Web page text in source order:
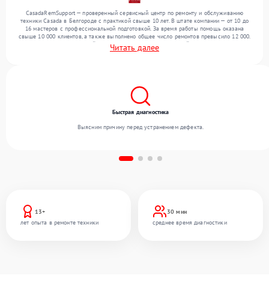
CasadaRemSupport — проверенный сервисный центр по ремонту и обслуживанию
техники Casada в Белгороде с практикой свыше 10 лет. В штате компании — от 10 до
16 мастеров с профессиональной подготовкой. За время работы помощь оказана
свыше 10 000 клиентов, а также выполнено общее число ремонтов превысило 12 000.
Ежемесячно в сервисный центр поступает более 300 устройств, включая , , . Мы
работаем с широким спектром неисправностей и поддерживаем высокий стандарт
Читать далее
13+
лет опыта в ремонте техники
30 мин
среднее время диагностики
Быстрая диагностика
Выясним причину перед устранением дефекта.